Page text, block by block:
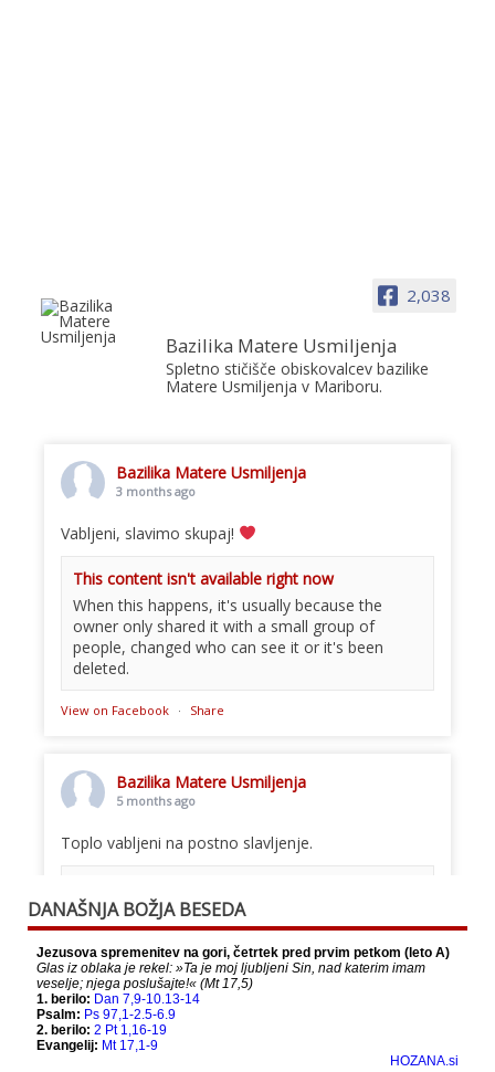
2,038
Bazilika Matere Usmiljenja
Spletno stičišče obiskovalcev bazilike
Matere Usmiljenja v Mariboru.
Bazilika Matere Usmiljenja
3 months ago
Vabljeni, slavimo skupaj!
This content isn't available right now
When this happens, it's usually because the
owner only shared it with a small group of
people, changed who can see it or it's been
deleted.
View on Facebook · Share
Bazilika Matere Usmiljenja
5 months ago
Toplo vabljeni na postno slavljenje.
When this happens, it's usually because the
owner only shared it with a small group of
people, changed who can see it or it's been
deleted.
View on Facebook
DANAŠNJA BOŽJA BESEDA